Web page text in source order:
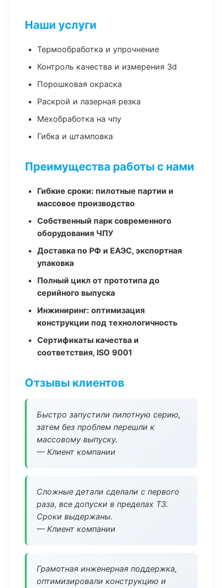
Наши услуги
Термообработка и упрочнение
Контроль качества и измерения 3d
Порошковая окраска
Раскрой и лазерная резка
Мехобработка на чпу
Гибка и штамповка
Преимущества работы с нами
Гибкие сроки: пилотные партии и
массовое производство
Собственный парк современного
оборудования ЧПУ
Доставка по РФ и ЕАЭС, экспортная
упаковка
Полный цикл от прототипа до
серийного выпуска
Инжиниринг: оптимизация
конструкции под технологичность
Сертификаты качества и
соответствия, ISO 9001
Отзывы клиентов
Быстро запустили пилотную серию,
затем без проблем перешли к
массовому выпуску.
— Клиент компании
Сложные детали сделали с первого
раза, все допуски в пределах ТЗ.
Сроки выдержаны.
— Клиент компании
Грамотная инженерная поддержка,
оптимизировали конструкцию и